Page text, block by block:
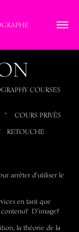
COURSES
COURS PRIVÉS
arrêter d’utiliser le
en tant que
D’image?
la théorie de la